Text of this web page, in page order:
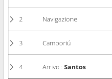
2 Navigazione
3 Camboriú
4 Arrivo :Santos